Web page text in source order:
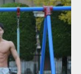
ッチョ) 大胸筋 腹筋